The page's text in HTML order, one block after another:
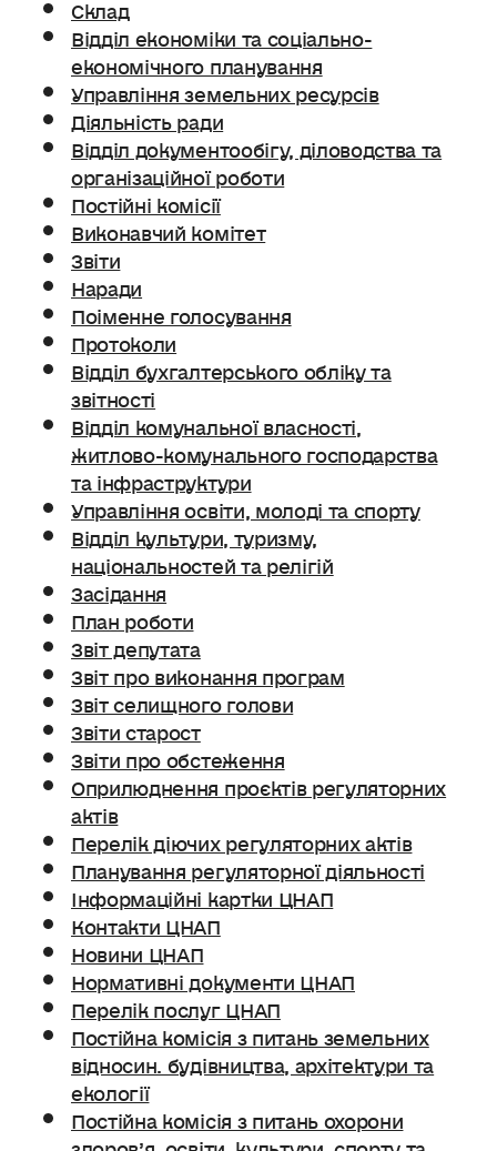
Відділ економіки та соціально-
економічного планування
Управління земельних ресурсів
Діяльність ради
Відділ документообігу, діловодства та
організаційної роботи
Постійні комісії
Виконавчий комітет
Звіти
Наради
Поіменне голосування
Протоколи
Відділ бухгалтерського обліку та
звітності
Відділ комунальної власності,
житлово-комунального господарства
та інфраструктури
Управління освіти, молоді та спорту
Відділ культури, туризму,
національностей та релігій
Засідання
План роботи
Звіт депутата
Звіт про виконання програм
Звіт селищного голови
Звіти старост
Звіти про обстеження
Оприлюднення проєктів регуляторних
актів
Перелік діючих регуляторних актів
Планування регуляторної діяльності
Інформаційні картки ЦНАП
Контакти ЦНАП
Новини ЦНАП
Нормативні документи ЦНАП
Перелік послуг ЦНАП
Постійна комісія з питань земельних
відносин. будівництва, архітектури та
екології
Постійна комісія з питань охорони